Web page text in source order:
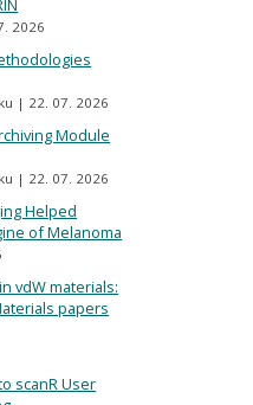
2026
22. 07. 2026
Module
22. 07. 2026
Helped
of Melanoma
vdW materials:
papers
scanR User